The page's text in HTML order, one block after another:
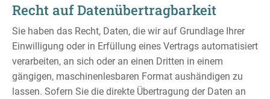
Recht auf Daten­übertrag­barkeit
Sie haben das Recht, Daten, die wir auf Grundlage Ihrer
Einwilligung oder in Erfüllung eines Vertrags automatisiert
verarbeiten, an sich oder an einen Dritten in einem
gängigen, maschinenlesbaren Format aushändigen zu
lassen. Sofern Sie die direkte Übertragung der Daten an